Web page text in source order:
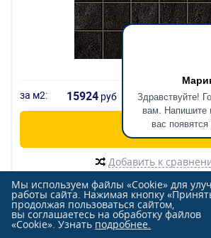
Здравствуйте!
вам. Напишите
вас
за м2: 15924 руб
В корзину
Добавить к
Мы используем файлы «Cookie» для
работы сайта. Нажимая кнопку
продолжая пользоваться сайтом,
вы соглашаетесь на обработку файлов
«Cookie». Узнать подробнее.